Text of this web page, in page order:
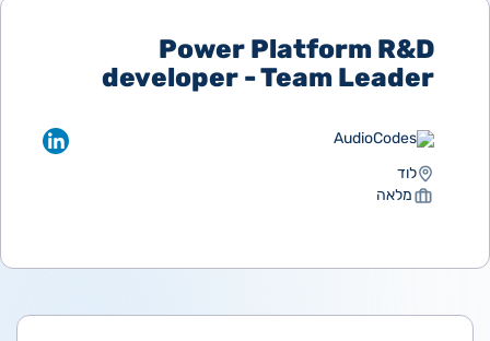
Power Platform R&D
developer - Team Leader
AudioCodes
לוד
מלאה